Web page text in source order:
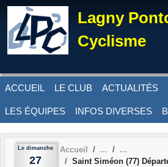
Lagny
Cyclisme
ACCUEIL LE CLUB ACTUALITÉS
LES ÉQUIPES INFOS DIVERSES
Le dimanche
27
Accueil
Saint Siméon (77)
Panneau de gestion des cookies